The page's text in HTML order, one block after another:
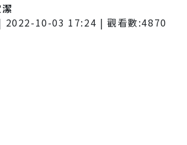
2022-10-03 17:24 | 觀看數:4870